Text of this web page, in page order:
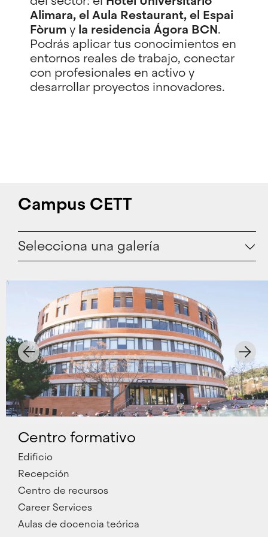
Alimara, el Aula Restaurant, el Espai
Fòrum y la residencia Ágora BCN.
Podrás aplicar tus conocimientos en
entornos reales de trabajo, conectar
con profesionales en activo y
desarrollar proyectos innovadores.
Campus CETT
Selecciona una galería
Centro formativo
Edificio
Recepción
Centro de recursos
Career Services
Aulas de docencia teórica